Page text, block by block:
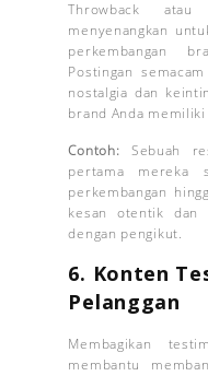
Throwback
menyenangkan
perkembangan
Postingan
nostalgia dan
brand Anda
Contoh: Sebuah
pertama mereka
perkembangan
kesan otentik dan
dengan pengikut.
6. Konten
Pelanggan
Membagikan
membantu